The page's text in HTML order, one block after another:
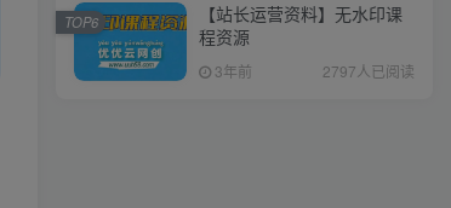
【站长运营资料】无水印课
程资源
3年前 2797人已阅读
TOP6